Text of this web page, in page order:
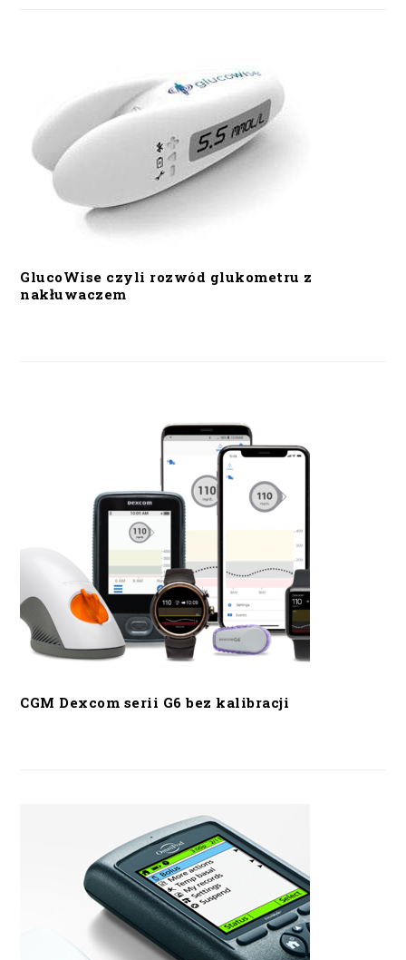
GlucoWise czyli rozwód glukometru z
nakłuwaczem
CGM Dexcom serii G6 bez kalibracji